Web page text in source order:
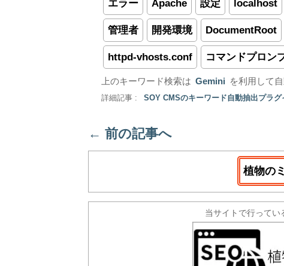
エラー Apache 設定 localhost
管理者 開発環境 DocumentRoot
httpd-vhosts.conf コマンドプロン
上のキーワード検索は Gemini を利用して
詳細記事 : SOY CMSのキーワード自動抽出プラ
← 前の記事へ
植物の
当サイトで行ってい